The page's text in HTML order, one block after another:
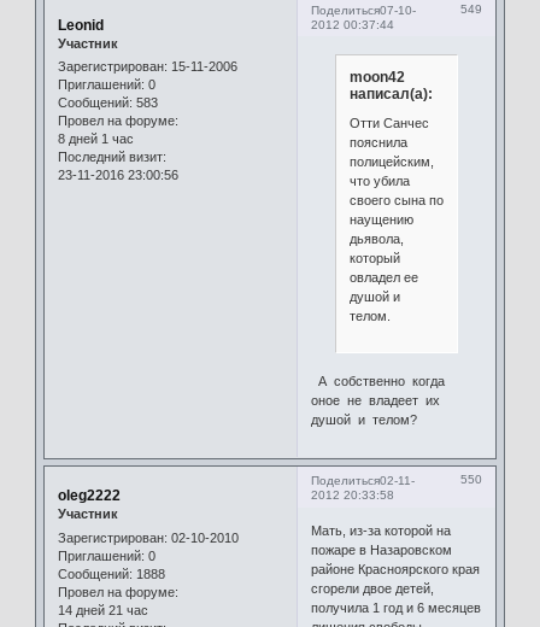
Поделиться 549
07-10-
2012 00:37:44
Leonid
Участник
Зарегистрирован: 15-11-2006
Приглашений: 0
Сообщений: 583
Провел на форуме:
8 дней 1 час
Последний визит:
23-11-2016 23:00:56
moon42
написал(а):
Отти Санчес
пояснила
полицейским,
что убила
своего сына по
наущению
дьявола,
который
овладел ее
душой и
телом.
А собственно когда
оное не владеет их
душой и телом?
Поделиться 550
02-11-
2012 20:33:58
oleg2222
Участник
Зарегистрирован: 02-10-2010
Приглашений: 0
Сообщений: 1888
Провел на форуме:
14 дней 21 час
Мать, из-за которой на
пожаре в Назаровском
районе Красноярского края
сгорели двое детей,
получила 1 год и 6 месяцев